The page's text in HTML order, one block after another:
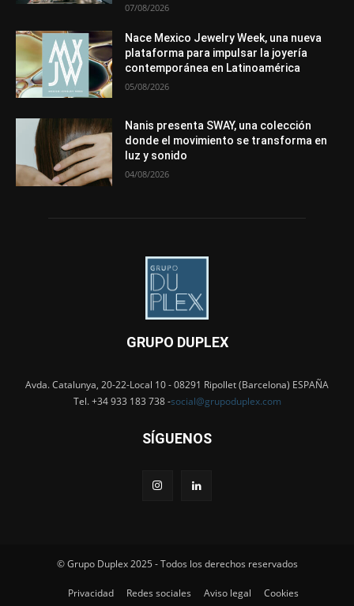
07/08/2026
Nace Mexico Jewelry Week, una nueva
plataforma para impulsar la joyería
contemporánea en Latinoamérica
05/08/2026
Nanis presenta SWAY, una colección
donde el movimiento se transforma en
luz y sonido
04/08/2026
GRUPO DUPLEX
Avda. Catalunya, 20-22-Local 10 - 08291 Ripollet (Barcelona) ESPAÑA
Tel. +34 933 183 738 -social@grupoduplex.com
SÍGUENOS
© Grupo Duplex 2025 - Todos los derechos reservados
Privacidad Redes sociales Aviso legal Cookies